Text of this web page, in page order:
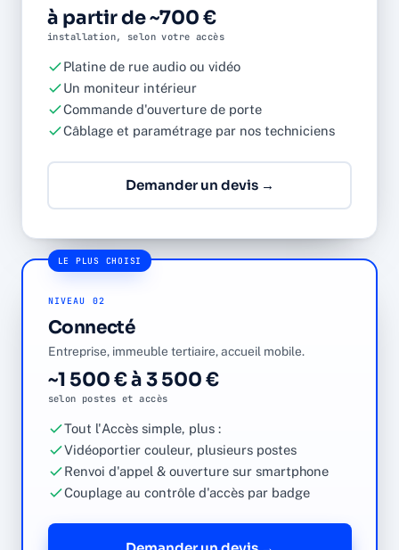
à partir de ~700 €
installation, selon votre accès
Platine de rue audio ou vidéo
Un moniteur intérieur
Commande d'ouverture de porte
Câblage et paramétrage par nos techniciens
Demander un devis →
LE PLUS CHOISI
NIVEAU 02
Connecté
Entreprise, immeuble tertiaire, accueil mobile.
~1 500 € à 3 500 €
selon postes et accès
Tout l'Accès simple, plus :
Vidéoportier couleur, plusieurs postes
Renvoi d'appel & ouverture sur smartphone
Couplage au contrôle d'accès par badge